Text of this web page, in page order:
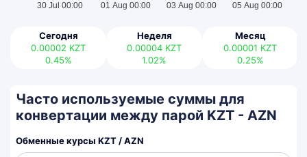
30 Jul 00:00 01 Aug 00:00 03 Aug 00:00 05 Aug 00:00
Сегодня
0.00002 KZT
0.45%
Неделя
0.00004 KZT
1.02%
Месяц
0.00001 KZT
0.25%
Часто используемые суммы для
конвертации между парой KZT - AZN
Обменные курсы KZT / AZN